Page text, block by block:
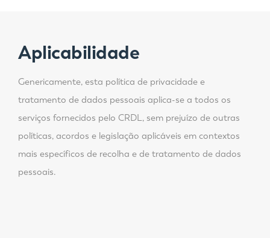
Aplicabilidade
Genericamente, esta política de privacidade e
tratamento de dados pessoais aplica-se a todos os
serviços fornecidos pelo CRDL, sem prejuízo de outras
políticas, acordos e legislação aplicáveis em contextos
mais específicos de recolha e de tratamento de dados
pessoais.